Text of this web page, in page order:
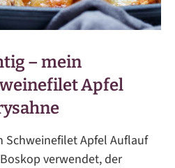
– mein
Apfel
Schweinefilet Apfel Auflauf
verwendet, der